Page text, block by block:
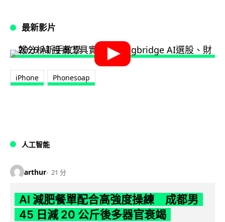
最新影片
iPhone Phonesoap
人工智能
arthur 21 分
AI 減肥餐單配合高強度操練 成都男
45 日減 20 公斤後多器官衰竭